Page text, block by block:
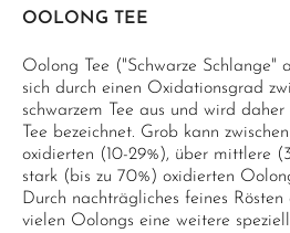
OOLONG TEE
Oolong Tee ("Schwarze Schlange"
sich durch einen Oxidationsgrad
schwarzem Tee aus und wird
Tee bezeichnet. Grob kann
oxidierten (10-29%), über mittlere
stark (bis zu 70%) oxidierten
Durch nachträgliches feines
vielen Oolongs eine weitere